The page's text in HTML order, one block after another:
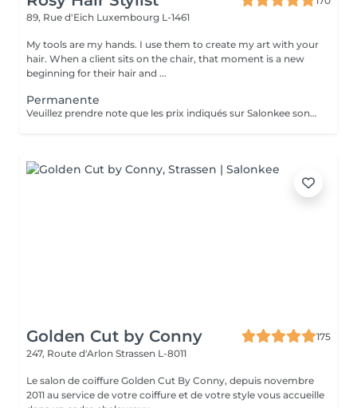
89, Rue d'Eich Luxembourg L-1461
My tools are my hands. I use them to create my art with your
hair. When a client sits on the chair, that moment is a new
beginning for their hair and ...
Permanente
Veuillez prendre note que les prix indiqués sur Salonkee sont communiqués à titre informatif et s'entendent de base. Ces derniers sont susceptibles de varier selon le diagnostic réalisé à votre arrivée au salon et l'expertise du professionnel à qui vous confiez votre beauté. Dans tous les cas, un devis précis vous sera proposé et toutes réalisations de prestations seront effectuées avec votre accord. Un grand merci d'avance pour votre compréhension. Au plaisir de vous recevoir très vite.
Golden Cut by Conny
175
247, Route d'Arlon Strassen L-8011
Le salon de coiffure Golden Cut By Conny, depuis novembre
2011 au service de votre coiffure et de votre style vous accueille